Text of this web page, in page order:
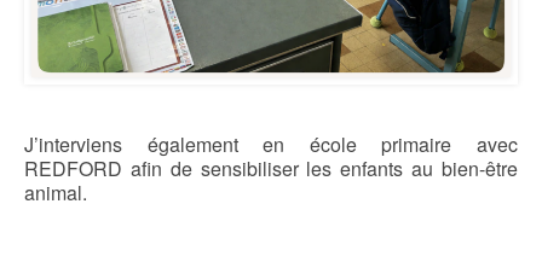
J’interviens également en école primaire avec
REDFORD afin de sensibiliser les enfants au bien-être
animal.